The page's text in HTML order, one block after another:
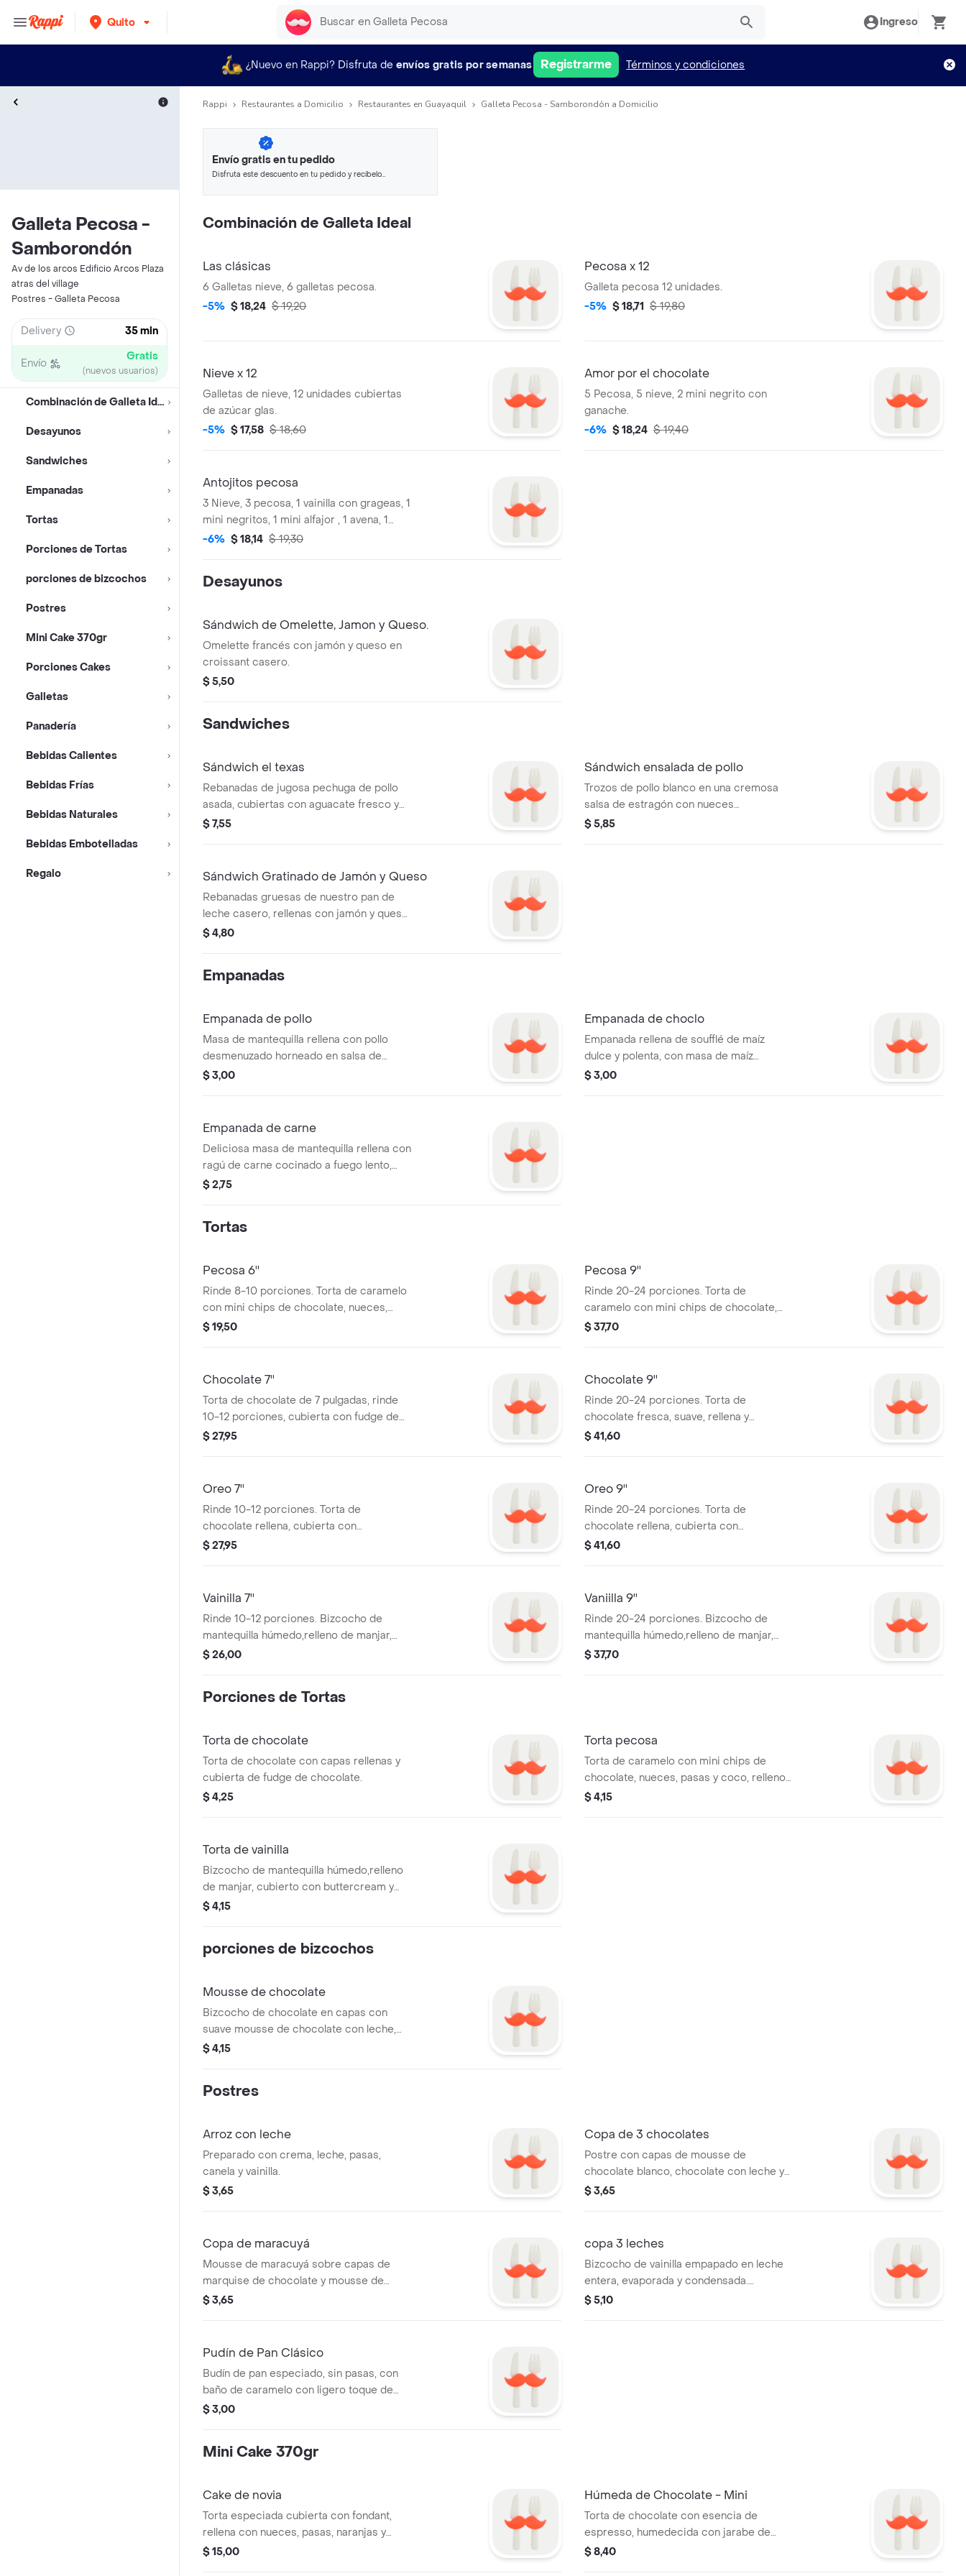
Quito Ingreso
¿Nuevo en Rappi? Disfruta de envíos gratis por semanas Registrarme Términos y condiciones
Galleta Pecosa -
Samborondón
Av de los arcos Edificio Arcos Plaza
atras del village
Postres - Galleta Pecosa
Delivery 35 min
Envío Gratis
(nuevos usuarios)
Combinación de Galleta Ideal
Desayunos
Sandwiches
Empanadas
Tortas
Porciones de Tortas
porciones de bizcochos
Postres
Mini Cake 370gr
Porciones Cakes
Galletas
Panadería
Bebidas Calientes
Bebidas Frías
Bebidas Naturales
Bebidas Embotelladas
Regalo
Rappi Restaurantes a Domicilio Restaurantes en Guayaquil Galleta Pecosa - Samborondón a Domicilio
Envío gratis en tu pedido
Disfruta este descuento en tu pedido y recíbelo
Combinación de Galleta Ideal
Las clásicas
6 Galletas nieve, 6 galletas pecosa.
-5% $ 18,24 $ 19,20
Pecosa x 12
Galleta pecosa 12 unidades.
-5% $ 18,71 $ 19,80
Nieve x 12
Galletas de nieve, 12 unidades cubiertas
de azúcar glas.
-5% $ 17,58 $ 18,60
Amor por el chocolate
5 Pecosa, 5 nieve, 2 mini negrito con
ganache.
-6% $ 18,24 $ 19,40
Antojitos pecosa
3 Nieve, 3 pecosa, 1 vainilla con grageas, 1
mini negritos, 1 mini alfajor , 1 avena, 1
-6% $ 18,14 $ 19,30
Desayunos
Sándwich de Omelette, Jamon y Queso.
Omelette francés con jamón y queso en
croissant casero.
$ 5,50
Sandwiches
Sándwich el texas
Rebanadas de jugosa pechuga de pollo
asada, cubiertas con aguacate fresco y
tomates horneados, bañados en una salsa
de leche.
$ 7,55
Sándwich ensalada de pollo
Trozos de pollo blanco en una cremosa
salsa de estragón con nueces
caramelizadas y arándanos, servido en
$ 5,85
Sándwich Gratinado de Jamón y Queso
Rebanadas gruesas de nuestro pan de
leche casero, rellenas con jamón y queso
derretido.
$ 4,80
Empanadas
Empanada de pollo
Masa de mantequilla rellena con pollo
desmenuzado horneado en salsa de
enchilada y cubierto con queso derretido.
$ 3,00
Empanada de choclo
Empanada rellena de soufflé de maíz
dulce y polenta, con masa de maíz
fermentada. Contiene gluten.
$ 3,00
Empanada de carne
Deliciosa masa de mantequilla rellena con
ragú de carne cocinado a fuego lento,
delicadamente endulzado con pasas
$ 2,75
Tortas
Pecosa 6''
Rinde 8-10 porciones. Torta de caramelo
con mini chips de chocolate, nueces,
pasas y coco, relleno de manjar, cubierto
de miel.
$ 19,50
Pecosa 9''
Rinde 20-24 porciones. Torta de
caramelo con mini chips de chocolate,
nueces, pasas y coco, relleno de manjar,
galletas de miel.
$ 37,70
Chocolate 7''
Torta de chocolate de 7 pulgadas, rinde
10-12 porciones, cubierta con fudge de
chocolate.
$ 27,95
Chocolate 9''
Rinde 20-24 porciones. Torta de
chocolate fresca, suave, rellena y
cubierta con un delicioso fudge de
$ 41,60
Oreo 7''
Rinde 10-12 porciones. Torta de
chocolate rellena, cubierta con
buttercream de Oreo, decorado con
$ 27,95
Oreo 9''
Rinde 20-24 porciones. Torta de
chocolate rellena, cubierta con
buttercream de Oreo, decorado con
$ 41,60
Vainilla 7''
Rinde 10-12 porciones. Bizcocho de
mantequilla húmedo,relleno de manjar,
cubierto con buttercream y decorado
$ 26,00
Vaniilla 9''
Rinde 20-24 porciones. Bizcocho de
mantequilla húmedo,relleno de manjar,
cubierto con buttercream y decorado
$ 37,70
Porciones de Tortas
Torta de chocolate
Torta de chocolate con capas rellenas y
cubierta de fudge de chocolate.
$ 4,25
Torta pecosa
Torta de caramelo con mini chips de
chocolate, nueces, pasas y coco, relleno
de manjar, cubierto con buttercream y
$ 4,15
Torta de vainilla
Bizcocho de mantequilla húmedo,relleno
de manjar, cubierto con buttercream y
decorado con caramelo
$ 4,15
porciones de bizcochos
Mousse de chocolate
Bizcocho de chocolate en capas con
suave mousse de chocolate con leche,
cubierto con ganache de chocolate
$ 4,15
Postres
Arroz con leche
Preparado con crema, leche, pasas,
canela y vainilla.
$ 3,65
Copa de 3 chocolates
Postre con capas de mousse de
chocolate blanco, chocolate con leche y
marquise de chocolate.
$ 3,65
Copa de maracuyá
Mousse de maracuyá sobre capas de
marquise de chocolate y mousse de
chocolate blanco, cubierta con coulis de
$ 3,65
copa 3 leches
Bizcocho de vainilla empapado en leche
entera, evaporada y condensada.
Decorado elegantemente con crema
$ 5,10
Pudín de Pan Clásico
Budín de pan especiado, sin pasas, con
baño de caramelo con ligero toque de
whisky.
$ 3,00
Mini Cake 370gr
Cake de novia
Torta especiada cubierta con fondant,
rellena con nueces, pasas, naranjas y
frutas confitadas, bañada en ron Abuelo.
$ 15,00
Húmeda de Chocolate - Mini
Torta de chocolate con esencia de
espresso, humedecida con jarabe de
chocolate y cubierta con ganache.
$ 8,40